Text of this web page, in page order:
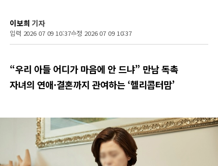
이보희 기자
입력 2026 07 09 10:37수정 2026 07 09 10:37
“우리 아들 어디가 마음에 안 드냐” 만남 독촉
자녀의 연애·결혼까지 관여하는 ‘헬리콥터맘’